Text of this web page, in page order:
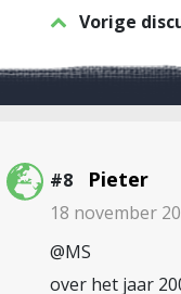
Vorige
#8 Pieter
18 november
@MS
over het jaar